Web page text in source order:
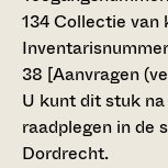
134 Collectie van
Inventarisnummer
38 [Aanvragen
U kunt dit stuk
raadplegen in de
Dordrecht.